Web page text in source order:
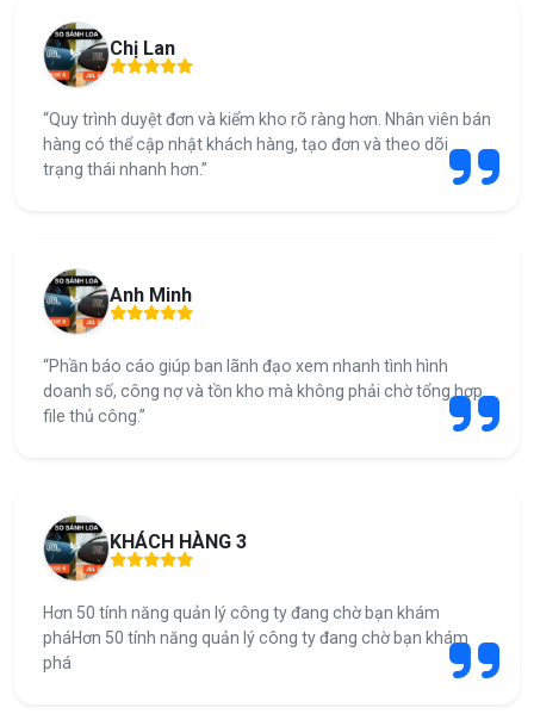
Chị Lan
“Quy trình duyệt đơn và kiểm kho rõ ràng hơn. Nhân viên bán
hàng có thể cập nhật khách hàng, tạo đơn và theo dõi
trạng thái nhanh hơn.”
Anh Minh
“Phần báo cáo giúp ban lãnh đạo xem nhanh tình hình
doanh số, công nợ và tồn kho mà không phải chờ tổng hợp
file thủ công.”
KHÁCH HÀNG 3
Hơn 50 tính năng quản lý công ty đang chờ bạn khám
pháHơn 50 tính năng quản lý công ty đang chờ bạn khám
phá